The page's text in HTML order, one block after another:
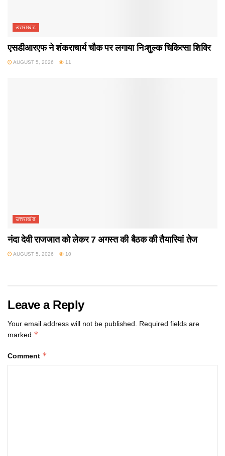
उत्तराखंड
एसडीआरएफ ने शंकराचार्य चौक पर लगाया निःशुल्क चिकित्सा शिविर
AUGUST 5, 2026 11
उत्तराखंड
नंदा देवी राजजात को लेकर 7 अगस्त की बैठक की तैयारियां तेज
AUGUST 5, 2026 10
Leave a Reply
Your email address will not be published. Required fields are
marked *
Comment *